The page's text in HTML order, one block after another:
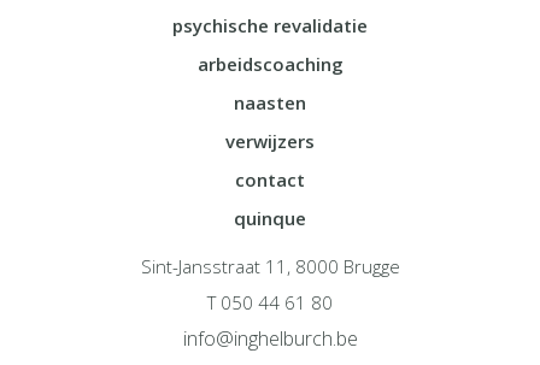
psychische revalidatie
arbeidscoaching
naasten
verwijzers
contact
quinque
Sint-Jansstraat 11, 8000 Brugge
T 050 44 61 80
info@inghelburch.be